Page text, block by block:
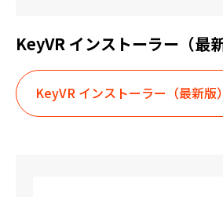
KeyVR インストーラー（最新
KeyVR インストーラー（最新版